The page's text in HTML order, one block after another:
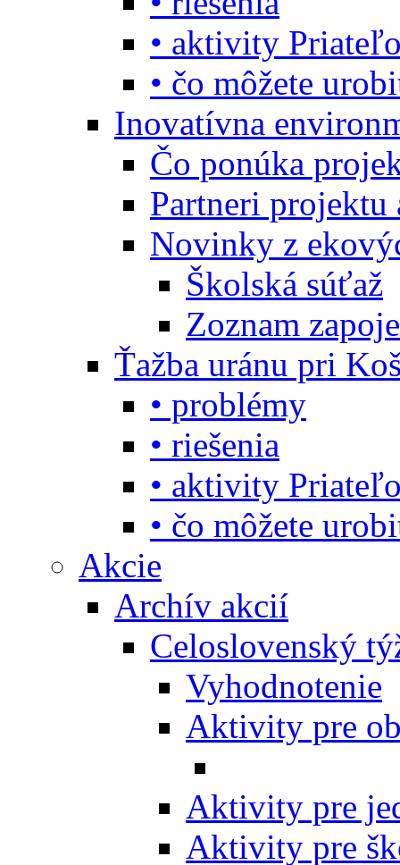
• aktivity
• čo môžete
Inovatívna
Čo ponúka
Partneri projektu
Novinky z
Školská súťaž
Zoznam
Ťažba uránu pri
• problémy
• riešenia
• aktivity
• čo môžete
Akcie
Archív akcií
Celoslovenský
Vyhodnotenie
Aktivity pre
Aktivity pre
Aktivity pre